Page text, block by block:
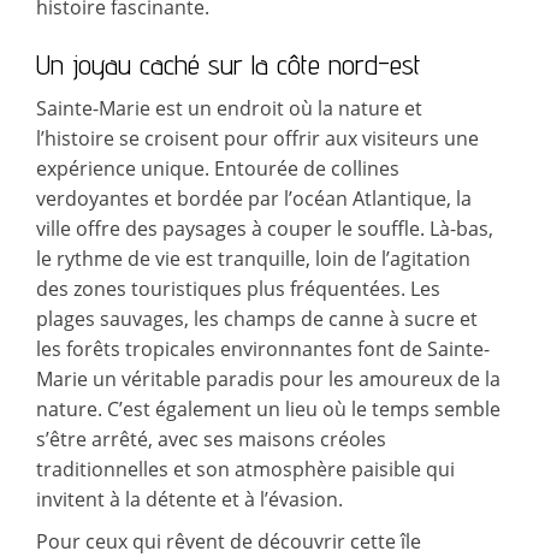
histoire fascinante.
Un joyau caché sur la côte nord-est
Sainte-Marie est un endroit où la nature et
l’histoire se croisent pour offrir aux visiteurs une
expérience unique. Entourée de collines
verdoyantes et bordée par l’océan Atlantique, la
ville offre des paysages à couper le souffle. Là-bas,
le rythme de vie est tranquille, loin de l’agitation
des zones touristiques plus fréquentées. Les
plages sauvages, les champs de canne à sucre et
les forêts tropicales environnantes font de Sainte-
Marie un véritable paradis pour les amoureux de la
nature. C’est également un lieu où le temps semble
s’être arrêté, avec ses maisons créoles
traditionnelles et son atmosphère paisible qui
invitent à la détente et à l’évasion.
Pour ceux qui rêvent de découvrir cette île